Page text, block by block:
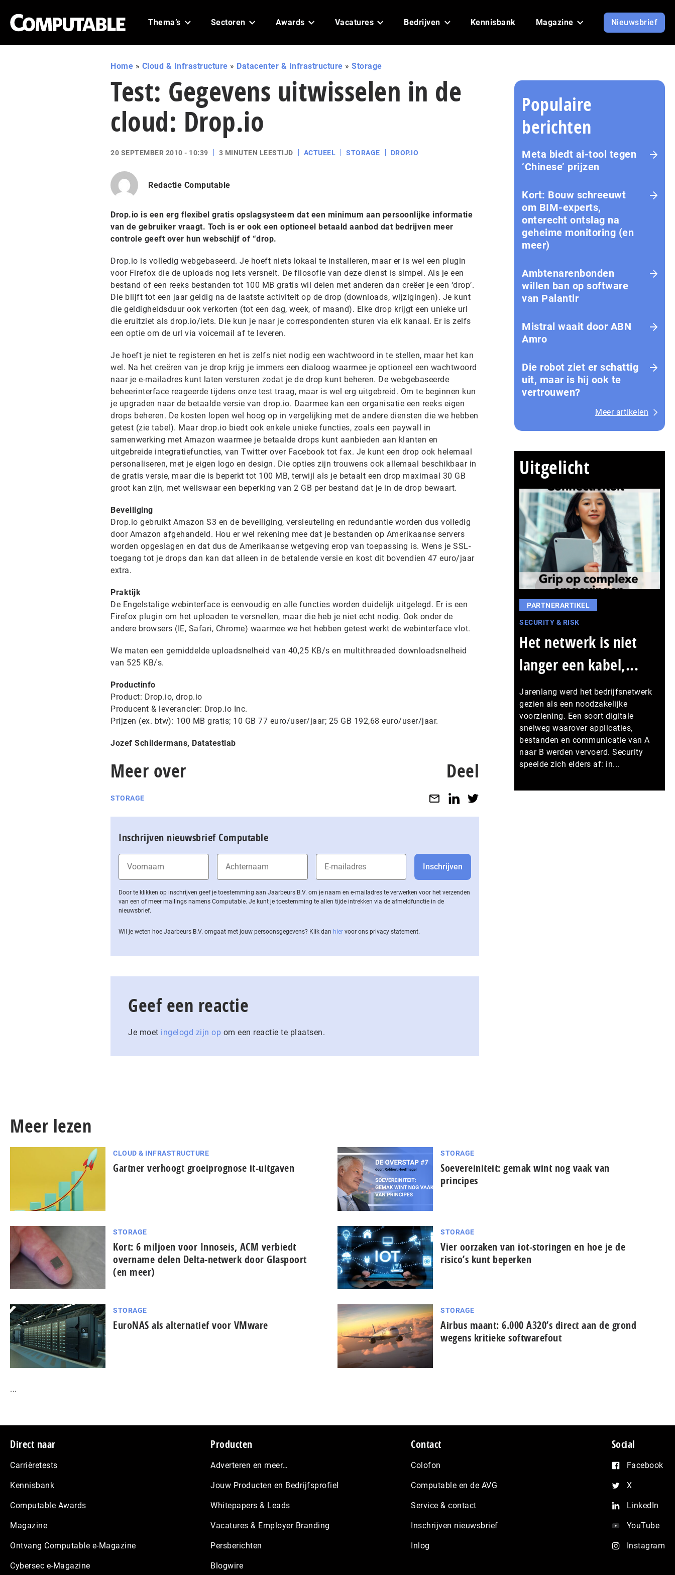
Thema’s Sectoren Awards Vacatures Bedrijven Kennisbank Magazine Nieuwsbrief
Home » Cloud & Infrastructure » Datacenter & Infrastructure » Storage
Test: Gegevens uitwisselen in de
cloud: Drop.io
20 SEPTEMBER 2010 - 10:39 3 MINUTEN LEESTIJD ACTUEEL STORAGE DROP.IO
Redactie Computable
Drop.io is een erg flexibel gratis opslagsysteem dat een minimum aan persoonlijke informatie
van de gebruiker vraagt. Toch is er ook een optioneel betaald aanbod dat bedrijven meer
controle geeft over hun webschijf of “drop.
Drop.io is volledig webgebaseerd. Je hoeft niets lokaal te installeren, maar er is wel een plugin
voor Firefox die de uploads nog iets versnelt. De filosofie van deze dienst is simpel. Als je een
bestand of een reeks bestanden tot 100 MB gratis wil delen met anderen dan creëer je een ‘drop’.
Die blijft tot een jaar geldig na de laatste activiteit op de drop (downloads, wijzigingen). Je kunt
die geldigheidsduur ook verkorten (tot een dag, week, of maand). Elke drop krijgt een unieke url
die eruitziet als drop.io/iets. Die kun je naar je correspondenten sturen via elk kanaal. Er is zelfs
een optie om de url via voicemail af te leveren.
Je hoeft je niet te registeren en het is zelfs niet nodig een wachtwoord in te stellen, maar het kan
wel. Na het creëren van je drop krijg je immers een dialoog waarmee je optioneel een wachtwoord
naar je e-mailadres kunt laten versturen zodat je de drop kunt beheren. De webgebaseerde
beheerinterface reageerde tijdens onze test traag, maar is wel erg uitgebreid. Om te beginnen kun
je upgraden naar de betaalde versie van drop.io. Daarmee kan een organisatie een reeks eigen
drops beheren. De kosten lopen wel hoog op in vergelijking met de andere diensten die we hebben
getest (zie tabel). Maar drop.io biedt ook enkele unieke functies, zoals een paywall in
samenwerking met Amazon waarmee je betaalde drops kunt aanbieden aan klanten en
uitgebreide integratiefuncties, van Twitter over Facebook tot fax. Je kunt een drop ook helemaal
personaliseren, met je eigen logo en design. Die opties zijn trouwens ook allemaal beschikbaar in
de gratis versie, maar die is beperkt tot 100 MB, terwijl als je betaalt een drop maximaal 30 GB
groot kan zijn, met weliswaar een beperking van 2 GB per bestand dat je in de drop bewaart.
Beveiliging
Drop.io gebruikt Amazon S3 en de beveiliging, versleuteling en redundantie worden dus volledig
door Amazon afgehandeld. Hou er wel rekening mee dat je bestanden op Amerikaanse servers
worden opgeslagen en dat dus de Amerikaanse wetgeving erop van toepassing is. Wens je SSL-
toegang tot je drops dan kan dat alleen in de betalende versie en kost dit bovendien 47 euro/jaar
extra.
Praktijk
De Engelstalige webinterface is eenvoudig en alle functies worden duidelijk uitgelegd. Er is een
Firefox plugin om het uploaden te versnellen, maar die heb je niet echt nodig. Ook onder de
andere browsers (IE, Safari, Chrome) waarmee we het hebben getest werkt de webinterface vlot.
We maten een gemiddelde uploadsnelheid van 40,25 KB/s en multithreaded downloadsnelheid
van 525 KB/s.
Productinfo
Product: Drop.io, drop.io
Producent & leverancier: Drop.io Inc.
Prijzen (ex. btw): 100 MB gratis; 10 GB 77 euro/user/jaar; 25 GB 192,68 euro/user/jaar.
Jozef Schildermans, Datatestlab
Meer over
STORAGE
Deel
Inschrijven nieuwsbrief Computable
Door te klikken op inschrijven geef je toestemming aan Jaarbeurs B.V. om je naam en e-mailadres te verwerken voor het verzenden
van een of meer mailings namens Computable. Je kunt je toestemming te allen tijde intrekken via de af­meld­func­tie in de
nieuwsbrief.
Wil je weten hoe Jaarbeurs B.V. omgaat met jouw per­soons­ge­ge­vens? Klik dan hier voor ons privacy statement.
Geef een reactie
Je moet ingelogd zijn op om een reactie te plaatsen.
Populaire
berichten
Meta biedt ai-tool tegen
‘Chinese’ prijzen
Kort: Bouw schreeuwt
om BIM-experts,
onterecht ontslag na
geheime monitoring (en
meer)
Ambtenarenbonden
willen ban op software
van Palantir
Mistral waait door ABN
Amro
Die robot ziet er schattig
uit, maar is hij ook te
vertrouwen?
Meer artikelen
Uitgelicht
PARTNERARTIKEL
SECURITY & RISK
Het netwerk is niet
langer een kabel,...
Jarenlang werd het bedrijfsnetwerk
gezien als een noodzakelijke
voorziening. Een soort digitale
snelweg waarover applicaties,
bestanden en communicatie van A
naar B werden vervoerd. Security
speelde zich elders af: in...
Meer lezen
CLOUD & INFRASTRUCTURE
Gartner verhoogt groeiprognose it-uitgaven
STORAGE
Soevereiniteit: gemak wint nog vaak van
principes
STORAGE
Kort: 6 miljoen voor Innoseis, ACM verbiedt
overname delen Delta-netwerk door Glaspoort
(en meer)
STORAGE
Vier oorzaken van iot-storingen en hoe je de
risico’s kunt beperken
STORAGE
EuroNAS als alternatief voor VMware
STORAGE
Airbus maant: 6.000 A320’s direct aan de grond
wegens kritieke softwarefout
...
Footer
Direct naar
Carrièretests
Kennisbank
Computable Awards
Magazine
Ontvang Computable e-Magazine
Cybersec e-Magazine
Producten
Adverteren en meer…
Jouw Producten en Bedrijfsprofiel
Whitepapers & Leads
Vacatures & Employer Branding
Persberichten
Blogwire
Contact
Colofon
Computable en de AVG
Service & contact
Inschrijven nieuwsbrief
Inlog
Social
Facebook
X
LinkedIn
YouTube
Instagram